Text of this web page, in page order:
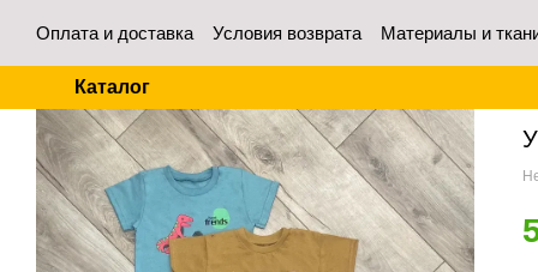
Оплата и доставка Условия возврата
Материалы и
Каталог